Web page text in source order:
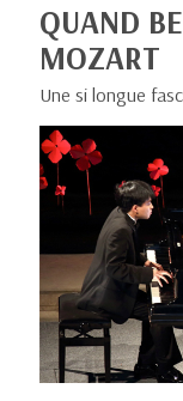
QUAND
MOZART
Une si longue